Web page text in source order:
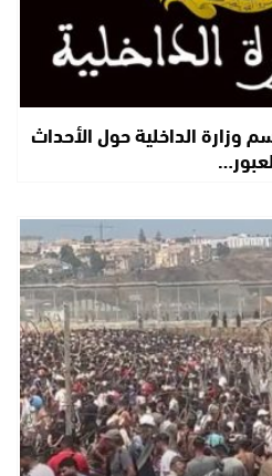
وزارة الداخلية حول الأحداث